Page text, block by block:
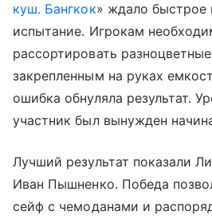
куш. Бангкок» ждало быстрое
испытание. Игрокам
рассортировать
закрепленным на руках
ошибка обнуляла результат.
участник был вынужден
Лучший результат показали
Иван Пышненко. Победа
сейф с чемоданами и